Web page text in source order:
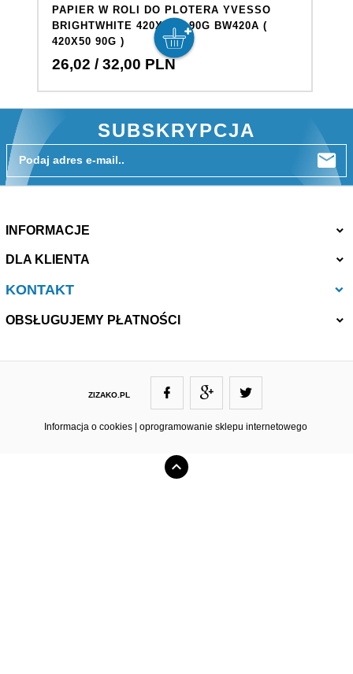
PAPIER W ROLI DO PLOTERA YVESSO
BRIGHTWHITE 420X50M 90G BW420A (
420X50 90G )
26,02 / 32,00 PLN
SUBSKRYPCJA
Podaj adres e-mail..
INFORMACJE
DLA KLIENTA
KONTAKT
OBSŁUGUJEMY PŁATNOŚCI
ZIZAKO.PL
Informacja o cookies oprogramowanie sklepu internetowego